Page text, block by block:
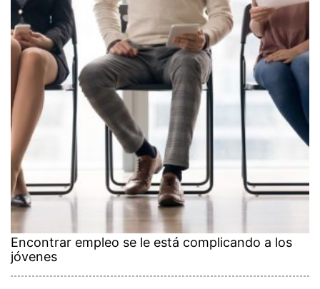
Encontrar empleo se le está complicando a los
jóvenes